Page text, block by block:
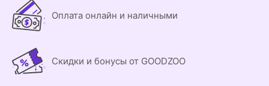
Оплата онлайн и наличными
Скидки и бонусы от GOODZOO